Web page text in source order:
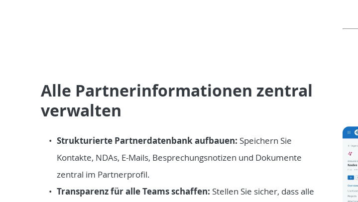
Alle Partnerinformationen zentral
verwalten
Strukturierte Partnerdatenbank aufbauen: Speichern Sie
Kontakte, NDAs, E-Mails, Besprechungsnotizen und Dokumente
zentral im Partnerprofil.
Transparenz für alle Teams schaffen: Stellen Sie sicher, dass alle